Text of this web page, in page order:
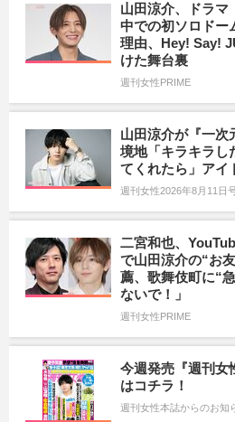
山田涼介、ドラマ
中での初ソロドー
理由、Hey! Say!
けた舞台裏
週刊女性PRIME
山田涼介が『一次
境地「キラキラし
てくれたら」アイ
週刊女性2026年8月11日
二宮和也、
で山田涼介の“お
薦、歌舞伎町に“
ないで！」
週刊女性PRIME
今週発売『週刊女
はコチラ！
週刊女性本誌からのお知